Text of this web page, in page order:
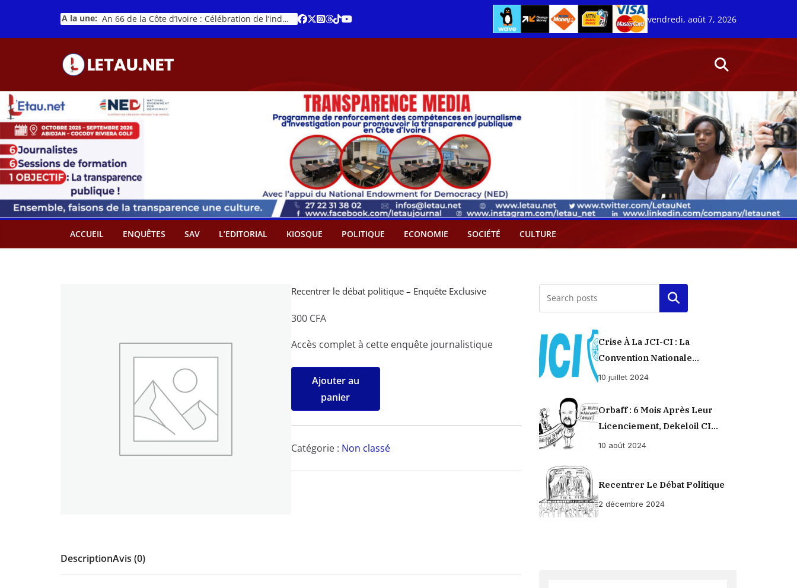
contenu
A la une: An 66 de la Côte d’Ivoire : Célébration de l’indépendance ou cérémonie d’hommage à Ouattara ?
vendredi, août 7, 2026
ACCUEIL ENQUÊTES SAV L’EDITORIAL KIOSQUE POLITIQUE ECONOMIE SOCIÉTÉ CULTURE
Recentrer le débat politique – Enquête Exclusive
300 CFA
Accès complet à cette enquête journalistique
quantité
Recentrer
le
débat
politique
-
Ajouter au
panier
Catégorie : Non classé
DescriptionAvis (0)
Rechercher
Crise À La JCI-CI : La
Convention Nationale
Provisoirement Suspendue
10 juillet 2024
Orbaff : 6 Mois Après Leur
Licenciement, Dekeloil CI
Propose À Ses Ex-Ouvriers Un
10 août 2024
Recentrer Le Débat Politique
2 décembre 2024